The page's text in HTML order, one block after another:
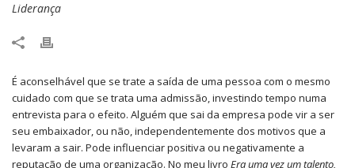
Liderança
É aconselhável que se trate a saída de uma pessoa com o mesmo
cuidado com que se trata uma admissão, investindo tempo numa
entrevista para o efeito. Alguém que sai da empresa pode vir a ser
seu embaixador, ou não, independentemente dos motivos que a
levaram a sair. Pode influenciar positiva ou negativamente a
reputação de uma organização. No meu livro Era uma vez um talento,